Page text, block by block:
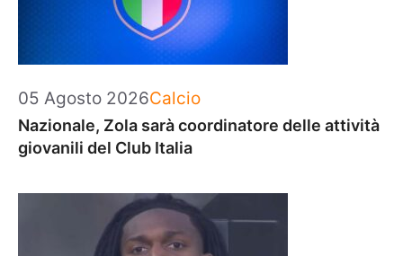
05 Agosto 2026Categorie
Calcio
Nazionale, Zola sarà coordinatore delle attività
giovanili del Club Italia